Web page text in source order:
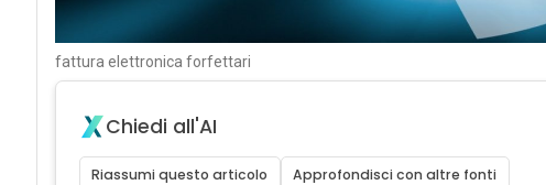
fattura elettronica forfettari
Chiedi all'AI
Riassumi questo articolo Approfondisci con altre fonti